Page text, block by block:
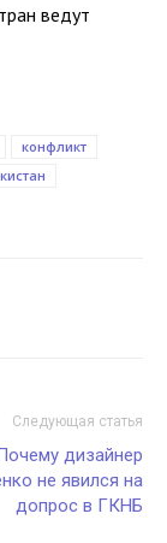
ведут
конфликт
Следующая статья
дизайнер
не явился на
допрос в ГКНБ